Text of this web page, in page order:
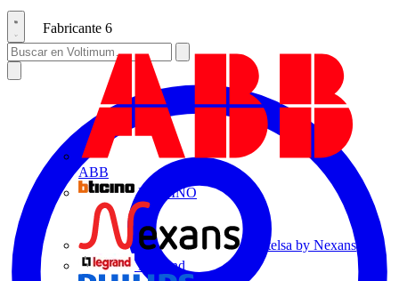
Fabricante 6
ABB
BTICINO
Centelsa by Nexans
Legrand